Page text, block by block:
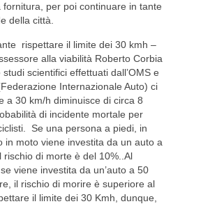
fornitura, per poi continuare in tante
della città.
rispettare il limite dei 30 kmh –
alla viabilità Roberto Corbia
scientifici effettuati dall’OMS e
Internazionale Auto) ci
a 30 km/h diminuisce di circa 8
di incidente mortale per
Se una persona a piedi, in
in moto viene investita da un auto a
rischio di morte è del 10%..Al
viene investita da un’auto a 50
il rischio di morire è superiore al
il limite dei 30 Kmh, dunque,